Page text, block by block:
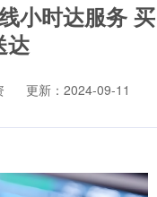
小时达服务 买
达
更新：2024-09-11